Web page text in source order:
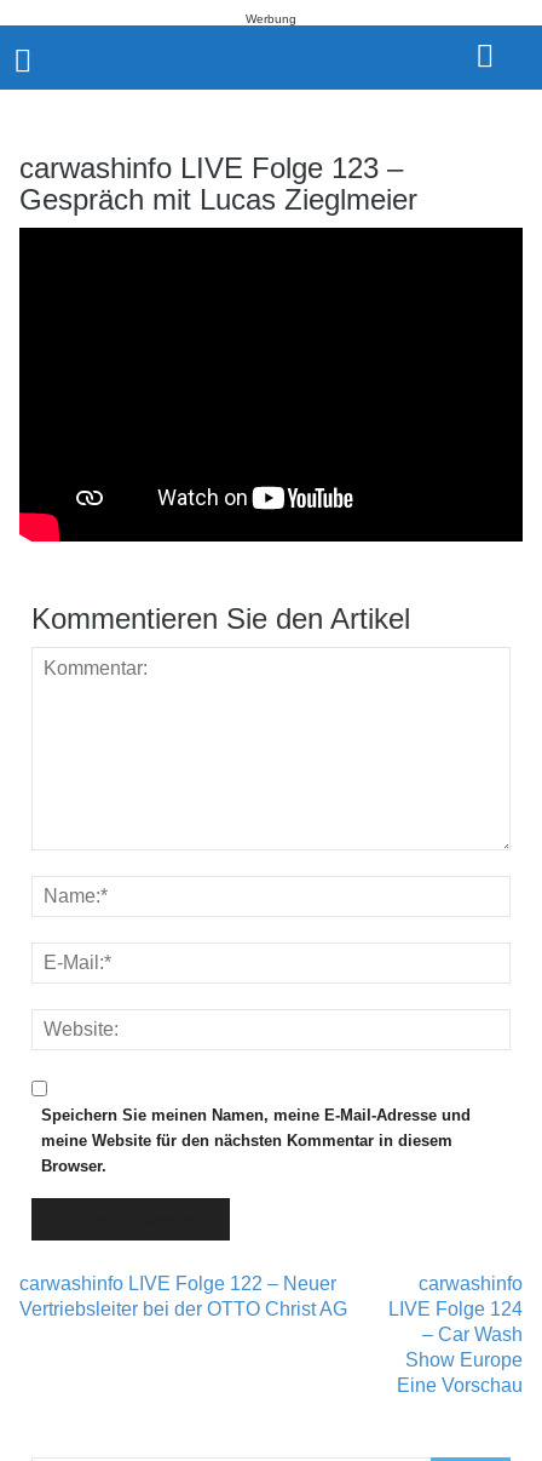
Werbung
carwashinfo LIVE Folge 123 –
Gespräch mit Lucas Zieglmeier
Kommentieren Sie den Artikel
Speichern Sie meinen Namen, meine E-Mail-Adresse und
meine Website für den nächsten Kommentar in diesem
Browser.
Post navigation
carwashinfo LIVE Folge 122 – Neuer
Vertriebsleiter bei der OTTO Christ AG
carwashinfo
LIVE Folge 124
– Car Wash
Show Europe
Eine Vorschau